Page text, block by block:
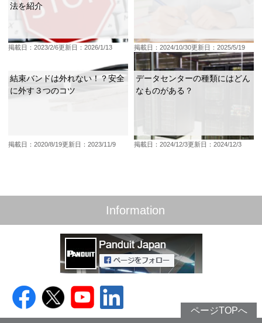
法を紹介
掲載日：2023/2/6更新日：2026/1/13 掲載日：2024/10/30更新日：2025/5/19
結束バンドは外れない！？安全
に外す３つのコツ
掲載日：2020/8/19更新日：2023/11/9
データセンターの種類にはどん
なものがある？
掲載日：2024/12/3更新日：2024/12/3
Information
ページTOPへ